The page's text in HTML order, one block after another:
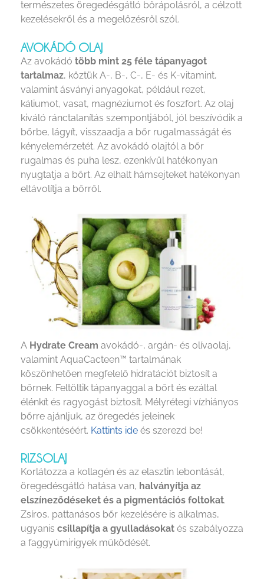
természetes öregedésgátló bőrápolásról, a célzott
kezelésekről és a megelőzésről szól.
AVOKÁDÓ OLAJ
Az avokádó több mint 25 féle tápanyagot
tartalmaz, köztük A-, B-, C-, E- és K-vitamint,
valamint ásványi anyagokat, például rezet,
káliumot, vasat, magnéziumot és foszfort. Az olaj
kiváló ránctalanítás szempontjából, jól beszívódik a
bőrbe, lágyít, visszaadja a bőr rugalmasságát és
kényelemérzetét. Az avokádó olajtól a bőr
rugalmas és puha lesz, ezenkívül hatékonyan
nyugtatja a bőrt. Az elhalt hámsejteket hatékonyan
eltávolítja a bőrről.
A Hydrate Cream avokádó-, argán- és olívaolaj,
valamint AquaCacteen™ tartalmának
köszönhetően megfelelő hidratációt biztosít a
bőrnek. Feltöltik tápanyaggal a bőrt és ezáltal
élénkít és ragyogást biztosít. Mélyrétegi vízhiányos
bőrre ajánljuk, az öregedés jeleinek
csökkentéséért. Kattints ide és szerezd be!
RIZSOLAJ
Korlátozza a kollagén és az elasztin lebontását,
öregedésgátló hatása van, halványítja az
elszíneződéseket és a pigmentációs foltokat.
Zsíros, pattanásos bőr kezelésére is alkalmas,
ugyanis csillapítja a gyulladásokat és szabályozza
a faggyúmirigyek működését.